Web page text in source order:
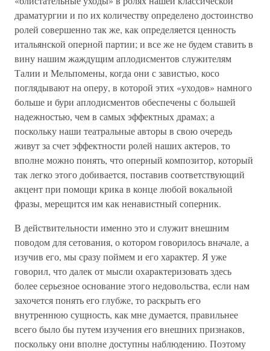
драматургии и по их количеству определено достоинство
ролей совершенно так же, как определяется ценность
итальянской оперной партии; и все же не будем ставить в
вину нашим жаждущим аплодисментов служителям
Талии и Мельпомены, когда они с завистью, косо
поглядывают на оперу, в которой этих «уходов» намного
больше и бури аплодисментов обеспечены с большей
надежностью, чем в самых эффектных драмах; а
поскольку наши театральные авторы в свою очередь
живут за счет эффектности ролей наших актеров, то
вполне можно понять, что оперный композитор, который
так легко этого добивается, поставив соответствующий
акцент при помощи крика в конце любой вокальной
фразы, мерещится им как ненавистный соперник.
В действительности именно это и служит внешним
поводом для сетования, о котором говорилось вначале, а
изучив его, мы сразу поймем и его характер. Я уже
говорил, что далек от мысли охарактеризовать здесь
более серьезное основание этого недовольства, если нам
захочется понять его глубже, то раскрыть его
внутреннюю сущность, как мне думается, правильнее
всего было бы путем изучения его внешних признаков,
поскольку они вполне доступны наблюдению. Поэтому